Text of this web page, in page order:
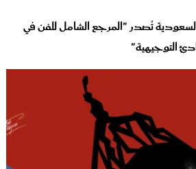
السعودية تُصدر "المرجع الشامل للفن في
التوجيهية"